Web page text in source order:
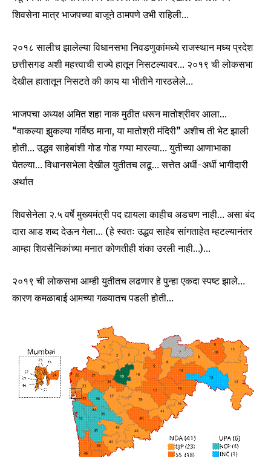
शिवसेना मात्र भाजपच्या बाजूने ठामपणे उभी राहिली…
२०१८ सालीच झालेल्या विधानसभा निवडणुकांमध्ये राजस्थान मध्य प्रदेश
छत्तीसगड अशी महत्त्वाची राज्ये हातून निसटल्यावर… २०१९ ची लोकसभा
देखील हातातून निसटते की काय या भीतीने गारठलेले…
भाजपचा अध्यक्ष अमित शहा नाक मुठीत धरून मातोश्रीवर आला…
“वाकल्या झुकल्या गर्विष्ठ माना, या मातोश्री मंदिरी” अशीच ती भेट झाली
होती… उद्धव साहेबांशी गोड गोड गप्पा मारल्या… युतीच्या आणाभाका
घेतल्या… विधानसभेला देखील युतीतच लढू… सत्तेत अर्धी-अर्धी भागीदारी
अर्थात
शिवसेनेला २.५ वर्षे मुख्यमंत्री पद द्यायला काहीच अडचण नाही… असा बंद
दारा आड शब्द देऊन गेला… (हे स्वतः उद्धव साहेब सांगताहेत म्हटल्यानंतर
आम्हा शिवसैनिकांच्या मनात कोणतीही शंका उरली नाही…)…
२०१९ ची लोकसभा आम्ही युतीतच लढणार हे पुन्हा एकदा स्पष्ट झाले…
कारण कमळाबाई आमच्या गळ्यातच पडली होती…